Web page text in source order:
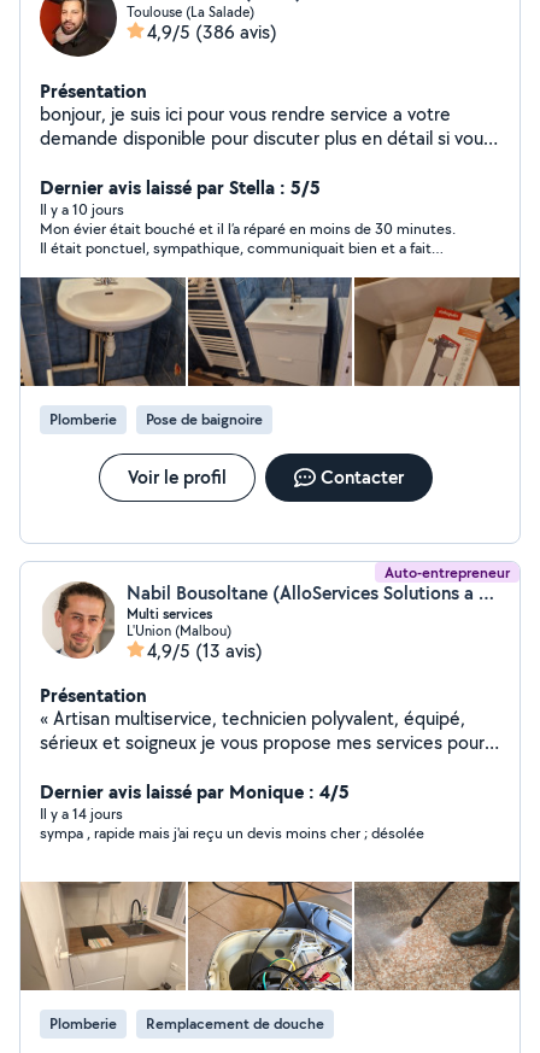
Toulouse (La Salade)
4,9/5 (386 avis)
Présentation
bonjour, je suis ici pour vous rendre service a votre
demande disponible pour discuter plus en détail si vous
société d entretien et rénovation des maisons et des
appartements. n hésitez pas à me contacter à votre
service
Dernier avis laissé par Stella : 5/5
Il y a 10 jours
Mon évier était bouché et il l’a réparé en moins de 30 minutes.
Il était ponctuel, sympathique, communiquait bien et a fait
services!!!
Plomberie Pose de baignoire
Voir le profil Contacter
Auto-entrepreneur
Nabil Bousoltane (AlloServices Solutions a 360°)
Multi services
L'Union (Malbou)
4,9/5 (13 avis)
Présentation
« Artisan multiservice, technicien polyvalent, équipé,
sérieux et soigneux je vous propose mes services pour
tout genre ; n'hésitez pas à demander, je ne manquerai
pas de vous dire si je suis en mesure de vous aider... En
société, en mesure de produire devis, facture, garantie
Dernier avis laissé par Monique : 4/5
Il y a 14 jours
sympa , rapide mais j'ai reçu un devis moins cher ; désolée
Plomberie Remplacement de douche